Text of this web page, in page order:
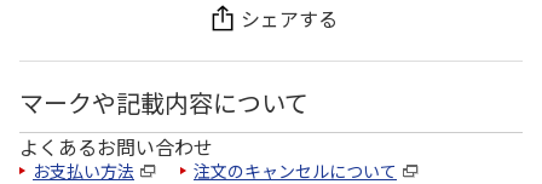
シェアする
マークや記載内容について
よくあるお問い合わせ
お支払い方法 注文のキャンセルについて